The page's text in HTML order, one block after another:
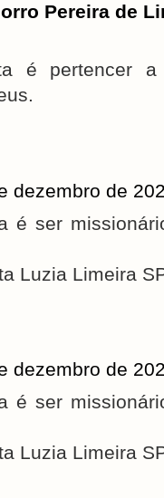
Pereira de
é pertencer
dezembro de
é ser
Luzia Limeira
dezembro de
é ser
Luzia Limeira